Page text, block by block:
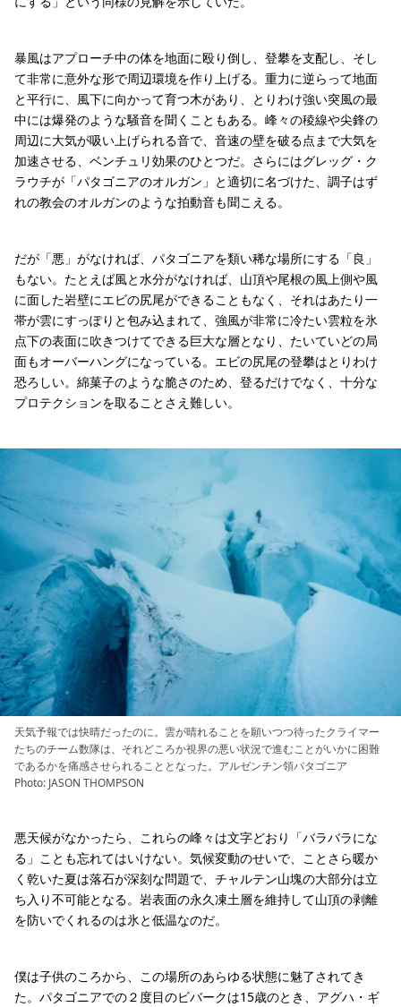
暴風はアプローチ中の体を地面に殴り倒し、登攀を支配し、そし
て非常に意外な形で周辺環境を作り上げる。重力に逆らって地面
と平行に、風下に向かって育つ木があり、とりわけ強い突風の最
中には爆発のような騒音を聞くこともある。峰々の稜線や尖鋒の
周辺に大気が吸い上げられる音で、音速の壁を破る点まで大気を
加速させる、ベンチュリ効果のひとつだ。さらにはグレッグ・ク
ラウチが「パタゴニアのオルガン」と適切に名づけた、調子はず
れの教会のオルガンのような拍動音も聞こえる。
だが「悪」がなければ、パタゴニアを類い稀な場所にする「良」
もない。たとえば風と水分がなければ、山頂や尾根の風上側や風
に面した岩壁にエビの尻尾ができることもなく、それはあたり一
帯が雲にすっぽりと包み込まれて、強風が非常に冷たい雲粒を氷
点下の表面に吹きつけてできる巨大な層となり、たいていどの局
面もオーバーハングになっている。エビの尻尾の登攀はとりわけ
恐ろしい。綿菓子のような脆さのため、登るだけでなく、十分な
プロテクションを取ることさえ難しい。
天気予報では快晴だったのに。雲が晴れることを願いつつ待ったクライマー
たちのチーム数隊は、それどころか視界の悪い状況で進むことがいかに困難
であるかを痛感させられることとなった。アルゼンチン領パタゴニア
Photo: JASON THOMPSON
悪天候がなかったら、これらの峰々は文字どおり「バラバラにな
る」ことも忘れてはいけない。気候変動のせいで、ことさら暖か
く乾いた夏は落石が深刻な問題で、チャルテン山塊の大部分は立
ち入り不可能となる。岩表面の永久凍土層を維持して山頂の剥離
を防いでくれるのは氷と低温なのだ。
僕は子供のころから、この場所のあらゆる状態に魅了されてき
た。パタゴニアでの２度目のビバークは15歳のとき、アグハ・ギ